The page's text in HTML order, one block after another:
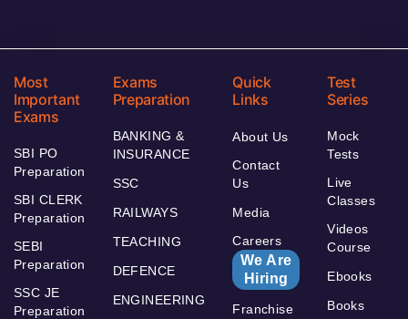
Most
Important
Exams
SBI PO
Preparation
SBI CLERK
Preparation
SEBI
Preparation
SSC JE
Preparation
Exams
Preparation
BANKING &
INSURANCE
SSC
RAILWAYS
TEACHING
DEFENCE
ENGINEERING
Quick
Links
About Us
Contact
Us
Media
Careers
We Are
Hiring
Franchise
Test
Series
Mock
Tests
Live
Classes
Videos
Course
Ebooks
Books